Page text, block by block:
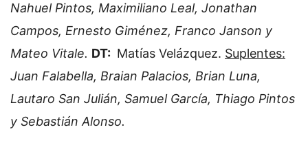
Nahuel Pintos, Maximiliano Leal, Jonathan
Campos, Ernesto Giménez, Franco Janson y
Mateo Vitale. DT: Matías Velázquez. Suplentes:
Juan Falabella, Braian Palacios, Brian Luna,
Lautaro San Julián, Samuel García, Thiago Pintos
y Sebastián Alonso.